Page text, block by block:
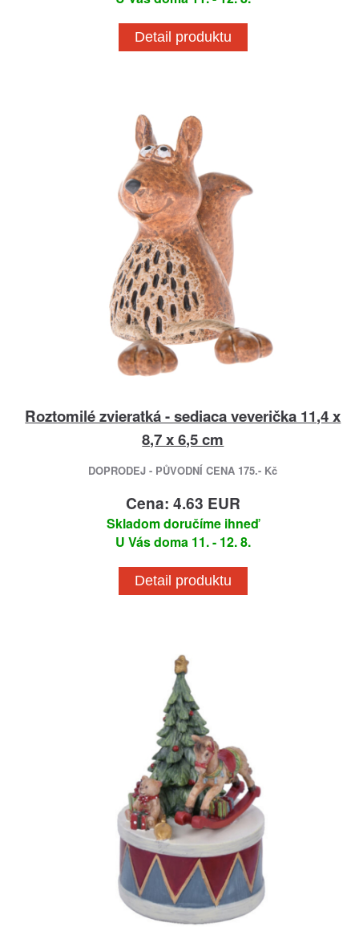
Detail produktu
Roztomilé zvieratká - sediaca veverička 11,4 x
8,7 x 6,5 cm
DOPRODEJ - PŮVODNÍ CENA 175.- Kč
Cena: 4.63 EUR
Skladom doručíme ihneď
U Vás doma 11. - 12. 8.
Detail produktu